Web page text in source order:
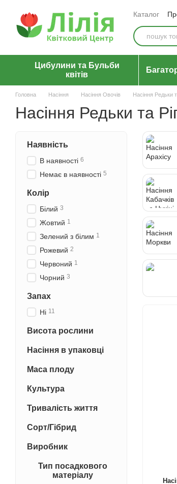
Каталог
Відгуки
Цибулини та Бульби
квітів
Головна Насіння Насіння Овочів Насіння Редьки
Насіння Редьки та
Наявність
В наявності 6
Немає в наявності 5
Колір
Білий 3
Жовтий 1
Зелений з білим 1
Рожевий 2
Червоний 1
Чорний 3
Запах
Ні 11
Висота рослини
Насіння в упаковці
Маса плоду
Культура
Тривалість життя
Сорт/Гібрид
Виробник
Тип посадкового
матеріалу